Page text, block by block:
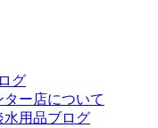
ー店について
水用品ブログ